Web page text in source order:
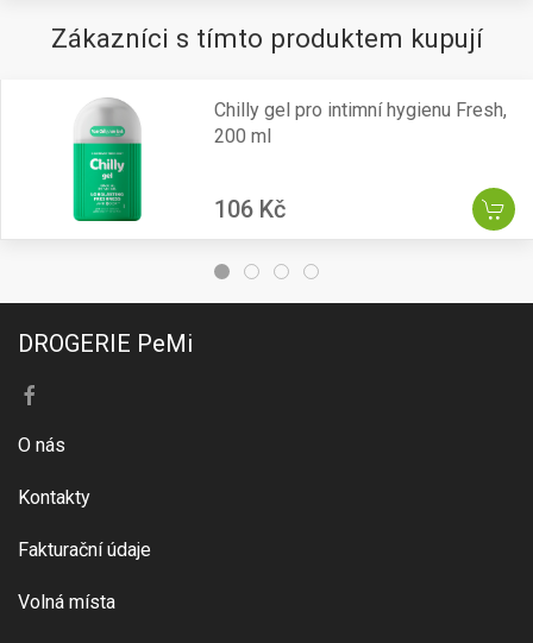
Zákazníci s tímto produktem kupují
Chilly gel pro intimní hygienu Fresh,
200 ml
106 Kč
DROGERIE PeMi
O nás
Kontakty
Fakturační údaje
Volná místa